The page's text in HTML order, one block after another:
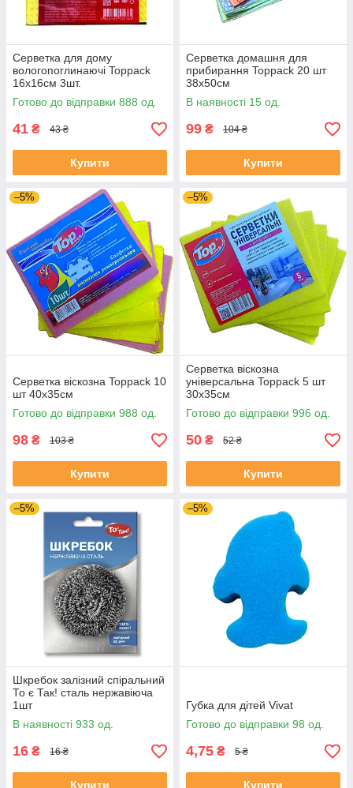
Серветка для дому
вологопоглинаючі Toppack
16х16см 3шт.
Готово до відправки 888 од.
41 ₴ 43 ₴
Купити
Серветка домашня для
прибирання Toppack 20 шт
38х50см
В наявності 15 од.
99 ₴ 104 ₴
Купити
–5%
Серветка віскозна Toppack 10
шт 40х35см
Готово до відправки 988 од.
98 ₴ 103 ₴
Купити
–5%
Серветка віскозна
універсальна Toppack 5 шт
30х35см
Готово до відправки 996 од.
50 ₴ 52 ₴
Купити
–5%
Шкребок залізний спіральний
То є Так! сталь нержавіюча
1шт
В наявності 933 од.
16 ₴ 16 ₴
Купити
–5%
Губка для дітей Vivat
Готово до відправки 98 од.
4,75 ₴ 5 ₴
Купити